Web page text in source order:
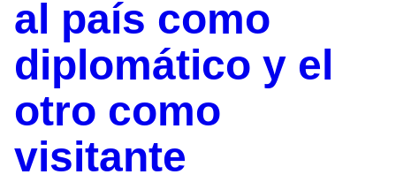
al país como
diplomático y el
otro como
visitante